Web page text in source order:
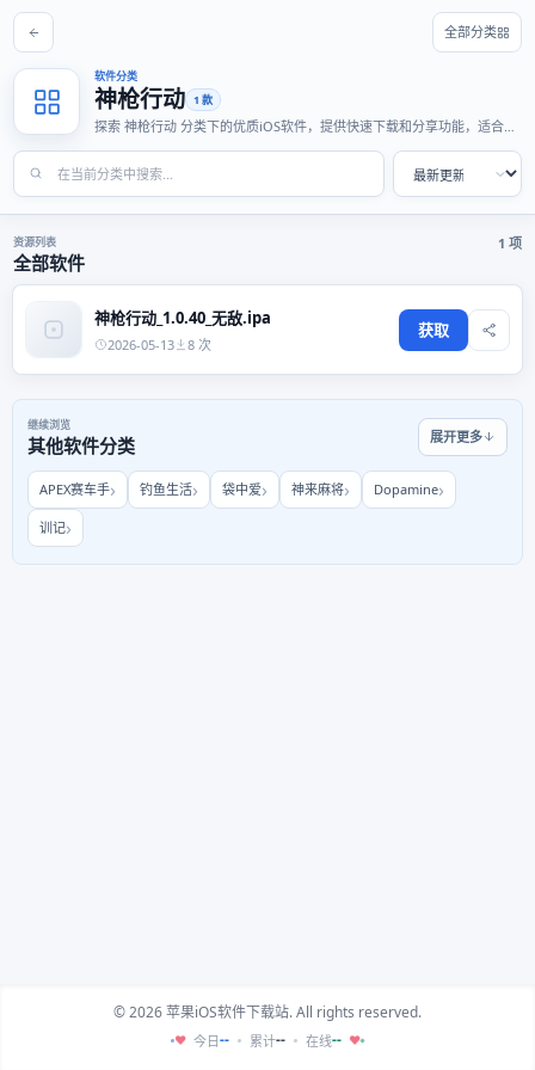
全部分类
软件分类
神枪行动 1 款
探索 神枪行动 分类下的优质iOS软件，提供快速下载和分享功能，适合各
资源列表
全部软件
1 项
神枪行动_1.0.40_无敌.ipa
2026-05-13 8 次
获取
继续浏览
其他软件分类 展开更多
APEX赛车手 钓鱼生活 袋中爱 神来麻将 Dopamine
训记
© 2026 苹果iOS软件下载站. All rights reserved.
♥ 今日-- 累计-- 在线-- ♥